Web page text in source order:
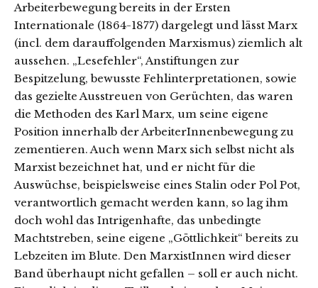
Arbeiterbewegung bereits in der Ersten
Internationale (1864-1877) dargelegt und lässt Marx
(incl. dem darauffolgenden Marxismus) ziemlich alt
aussehen. „Lesefehler“, Anstiftungen zur
Bespitzelung, bewusste Fehlinterpretationen, sowie
das gezielte Ausstreuen von Gerüchten, das waren
die Methoden des Karl Marx, um seine eigene
Position innerhalb der ArbeiterInnenbewegung zu
zementieren. Auch wenn Marx sich selbst nicht als
Marxist bezeichnet hat, und er nicht für die
Auswüchse, beispielsweise eines Stalin oder Pol Pot,
verantwortlich gemacht werden kann, so lag ihm
doch wohl das Intrigenhafte, das unbedingte
Machtstreben, seine eigene „Göttlichkeit“ bereits zu
Lebzeiten im Blute. Den MarxistInnen wird dieser
Band überhaupt nicht gefallen – soll er auch nicht.